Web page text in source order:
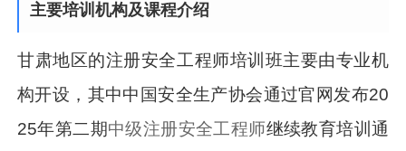
主要培训机构及课程介绍
甘肃地区的注册安全工程师培训班主要由专业机
构开设，其中中国安全生产协会通过官网发布20
25年第二期中级注册安全工程师继续教育培训通